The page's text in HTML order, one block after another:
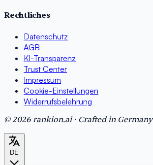
Rechtliches
Datenschutz
AGB
KI-Transparenz
Trust Center
Impressum
Cookie-Einstellungen
Widerrufsbelehrung
© 2026 rankion.ai · Crafted in Germany
DE